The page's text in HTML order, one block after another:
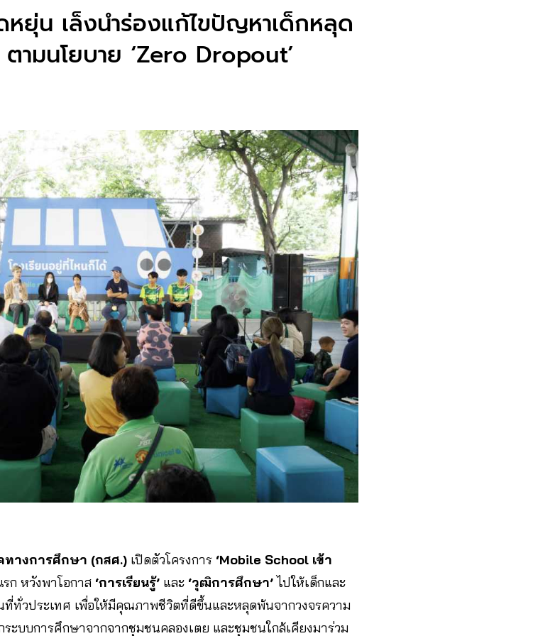
หยุ่น เล็งนำร่องแก้ไขปัญหาเด็กหลุด
ามนโยบาย ‘Zero Dropout’
ทางการศึกษา (กสศ.) เปิดตัวโครงการ ‘Mobile School เข้า
รก หวังพาโอกาส ‘การเรียนรู้’ และ ‘วุฒิการศึกษา’ ไปให้เด็กและ
ทั่วประเทศ เพื่อให้มีคุณภาพชีวิตที่ดีขึ้นและหลุดพ้นจากวงจรความ
ะบบการศึกษาจากจากชุมชนคลองเตย และชุมชนใกล้เคียงมาร่วม